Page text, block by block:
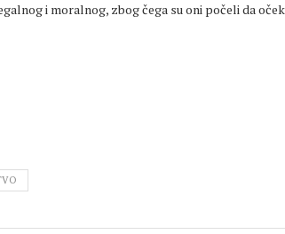
i moralnog, zbog čega su oni počeli da